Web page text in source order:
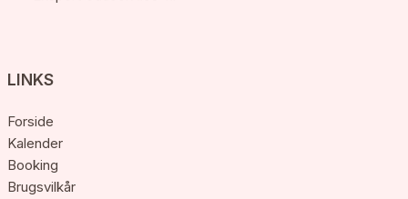
LINKS
Forside
Kalender
Booking
Brugsvilkår